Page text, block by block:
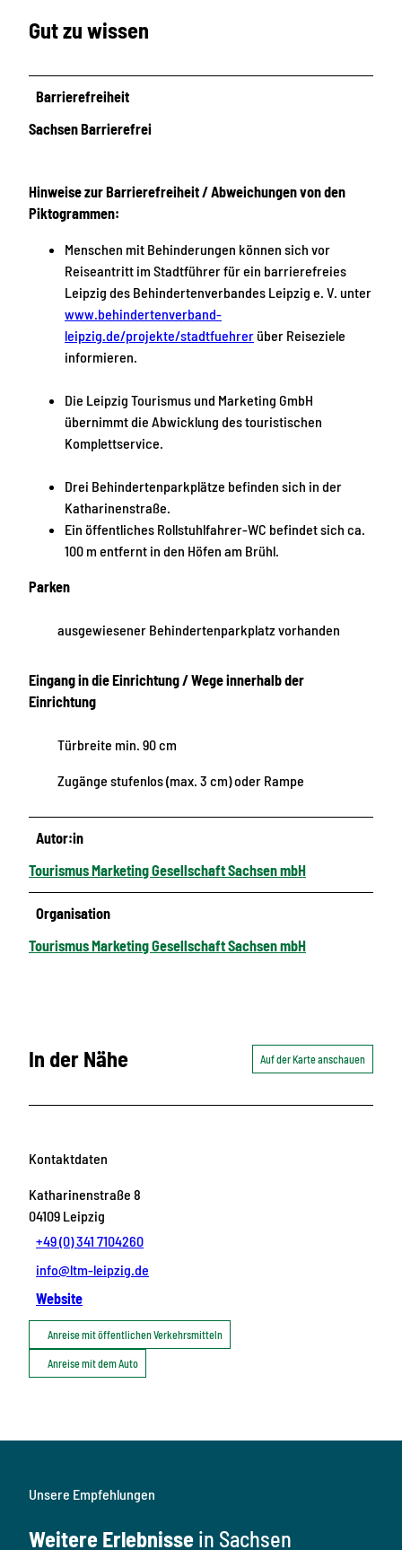
Gut zu wissen
Barrierefreiheit
Sachsen Barrierefrei
Hinweise zur Barrierefreiheit / Abweichungen von den
Piktogrammen:
Menschen mit Behinderungen können sich vor
Reiseantritt im Stadtführer für ein barrierefreies
Leipzig des Behindertenverbandes Leipzig e. V. unter
www.behindertenverband-
leipzig.de/projekte/stadtfuehrerüber Reiseziele
informieren.
Die Leipzig Tourismus und Marketing GmbH
übernimmt die Abwicklung des touristischen
Komplettservice.
Drei Behindertenparkplätze befinden sich in der
Katharinenstraße.
Ein öffentliches Rollstuhlfahrer-WC befindet sich ca.
100 m entfernt in den Höfen am Brühl.
Parken
ausgewiesener Behindertenparkplatz vorhanden
Eingang in die Einrichtung / Wege innerhalb der
Einrichtung
Türbreite min. 90 cm
Zugänge stufenlos (max. 3 cm) oder Rampe
Autor:in
Tourismus Marketing Gesellschaft Sachsen mbH
Organisation
Tourismus Marketing Gesellschaft Sachsen mbH
In der Nähe Auf der Karte anschauen
Kontaktdaten
Katharinenstraße 8
04109 Leipzig
+49 (0) 341 7104260
info@ltm-leipzig.de
Website
Anreise mit öffentlichen Verkehrsmitteln
Anreise mit dem Auto
Unsere Empfehlungen
Weitere Erlebnisse in Sachsen